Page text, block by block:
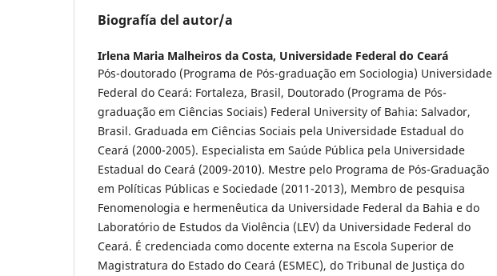
Biografía del autor/a
Irlena Maria Malheiros da Costa, Universidade Federal do Ceará
Pós-doutorado (Programa de Pós-graduação em Sociologia) Universidade
Federal do Ceará: Fortaleza, Brasil, Doutorado (Programa de Pós-
graduação em Ciências Sociais) Federal University of Bahia: Salvador,
Brasil. Graduada em Ciências Sociais pela Universidade Estadual do
Ceará (2000-2005). Especialista em Saúde Pública pela Universidade
Estadual do Ceará (2009-2010). Mestre pelo Programa de Pós-Graduação
em Políticas Públicas e Sociedade (2011-2013), Membro de pesquisa
Fenomenologia e hermenêutica da Universidade Federal da Bahia e do
Laboratório de Estudos da Violência (LEV) da Universidade Federal do
Ceará. É credenciada como docente externa na Escola Superior de
Magistratura do Estado do Ceará (ESMEC), do Tribunal de Justiça do